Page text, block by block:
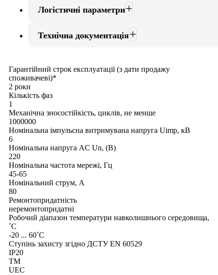
Логістичні параметри
Технічна документація
Гарантійний строк експлуатації (з дати продажу
споживачеві)*
2 роки
Кількість фаз
1
Механічна зносостійкість, циклів, не менше
1000000
Номінальна імпульсна витримувана напруга Uimp, кВ
6
Номінальна напруга AC Un, (В)
220
Номінальна частота мережі, Гц
45-65
Номінальний струм, А
80
Ремонтопридатність
неремонтопридатні
Робочий діапазон температури навколишнього середовища,
˚С
-20 ... 60˚С
Ступінь захисту згідно ДСТУ EN 60529
IP20
ТМ
UEC